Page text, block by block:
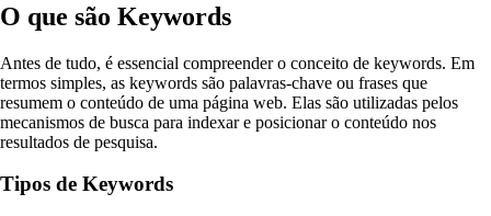
O que são Keywords
Antes de tudo, é essencial compreender o conceito de keywords. Em
termos simples, as keywords são palavras-chave ou frases que
resumem o conteúdo de uma página web. Elas são utilizadas pelos
mecanismos de busca para indexar e posicionar o conteúdo nos
resultados de pesquisa.
Tipos de Keywords